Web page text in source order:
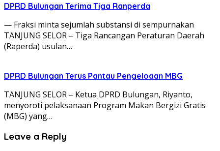
DPRD Bulungan Terima Tiga Ranperda
— Fraksi minta sejumlah substansi di sempurnakan
TANJUNG SELOR – Tiga Rancangan Peraturan Daerah
(Raperda) usulan…
DPRD Bulungan Terus Pantau Pengeloaan MBG
TANJUNG SELOR – Ketua DPRD Bulungan, Riyanto,
menyoroti pelaksanaan Program Makan Bergizi Gratis
(MBG) yang…
Leave a Reply